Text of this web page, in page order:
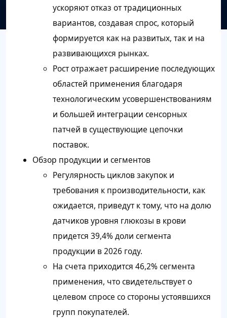
ускоряют отказ от традиционных
вариантов, создавая спрос, который
формируется как на развитых, так и на
развивающихся рынках.
Рост отражает расширение последующих
областей применения благодаря
технологическим усовершенствованиям
и большей интеграции сенсорных
патчей в существующие цепочки
поставок.
Обзор продукции и сегментов
Регулярность циклов закупок и
требования к производительности, как
ожидается, приведут к тому, что на долю
датчиков уровня глюкозы в крови
придется 39,4% доли сегмента
продукции в 2026 году.
На счета приходится 46,2% сегмента
применения, что свидетельствует о
целевом спросе со стороны устоявшихся
групп покупателей.